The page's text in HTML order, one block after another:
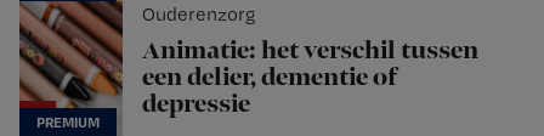
Ouderenzorg
Animatie: het verschil tussen
een delier, dementie of
depressie